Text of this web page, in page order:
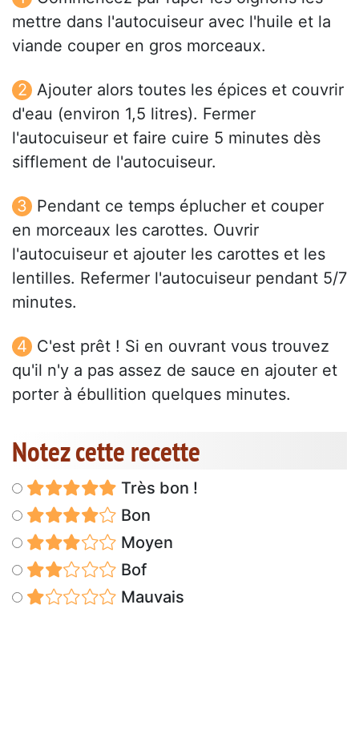
mettre dans l'autocuiseur avec l'huile et la
viande couper en gros morceaux.
Ajouter alors toutes les épices et couvrir
d'eau (environ 1,5 litres). Fermer
l'autocuiseur et faire cuire 5 minutes dès
sifflement de l'autocuiseur.
Pendant ce temps éplucher et couper
en morceaux les carottes. Ouvrir
l'autocuiseur et ajouter les carottes et les
lentilles. Refermer l'autocuiseur pendant 5/7
minutes.
C'est prêt ! Si en ouvrant vous trouvez
qu'il n'y a pas assez de sauce en ajouter et
porter à ébullition quelques minutes.
Notez cette recette
Très bon !
Bon
Moyen
Bof
Mauvais